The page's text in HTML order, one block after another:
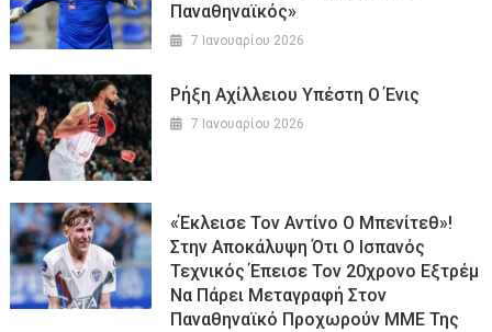
Παναθηναϊκός»
7 Ιανουαρίου 2026
Ρήξη Αχίλλειου Υπέστη Ο Ένις
7 Ιανουαρίου 2026
«Έκλεισε Τον Αντίνο Ο Μπενίτεθ»!
Στην Αποκάλυψη Ότι Ο Ισπανός
Τεχνικός Έπεισε Τον 20χρονο Εξτρέμ
Να Πάρει Μεταγραφή Στον
Παναθηναϊκό Προχωρούν ΜΜΕ Της